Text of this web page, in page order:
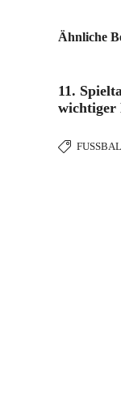
Ähnliche
11.
wichtiger